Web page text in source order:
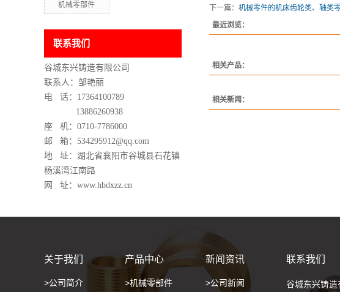
机械零部件
联系我们
谷城东兴铸造有限公司
联系人：邹艳丽
电 话：17364100789
13886260938
座 机：0710-7786000
邮 箱：534295912@qq.com
地 址：湖北省襄阳市谷城县石花镇
杨溪湾江南路
网 址：www.hbdxzz.cn
下一篇： 机械零件的机床齿轮类、轴类
最近浏览：
相关产品：
相关新闻：
关于我们
>公司简介
产品中心
>机械零部件
新闻资讯
>公司新闻
联系我们
谷城东兴铸造